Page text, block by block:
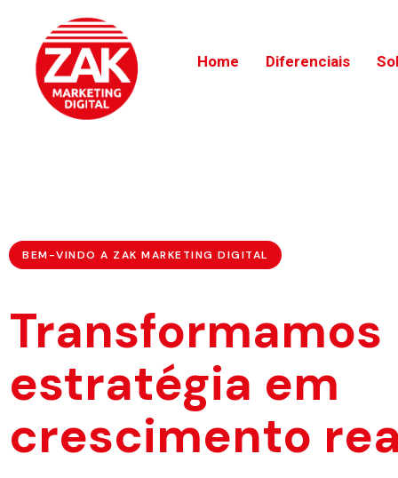
Home Diferenciais
BEM-VINDO A ZAK MARKETING DIGITAL
Transformamos
estratégia em
crescimento